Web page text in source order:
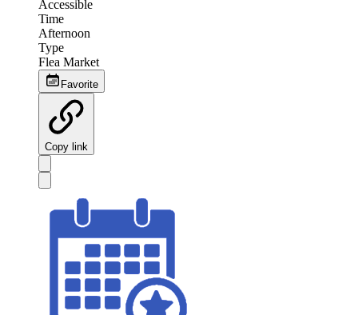
Accessible
Time
Afternoon
Type
Flea Market
Favorite
Copy link